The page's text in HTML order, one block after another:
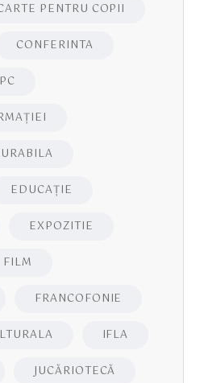
PENTRU COPII
CONFERINTA
EDUCAŢIE
EXPOZITIE
FILM
FRANCOFONIE
IFLA
JUCĂRIOTECĂ